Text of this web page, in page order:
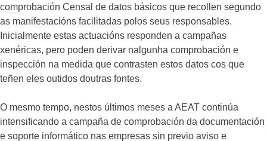
comprobación Censal de datos básicos que recollen segundo
as manifestacións facilitadas polos seus responsables.
Inicialmente estas actuacións responden a campañas
xenéricas, pero poden derivar nalgunha comprobación e
inspección na medida que contrasten estos datos cos que
teñen eles outidos doutras fontes.
O mesmo tempo, nestos últimos meses a AEAT continúa
intensificando a campaña de comprobación da documentación
e soporte informático nas empresas sin previo aviso e